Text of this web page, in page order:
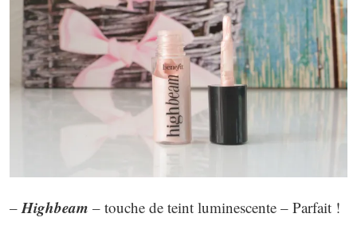
–Highbeam – touche de teint luminescente – Parfait !